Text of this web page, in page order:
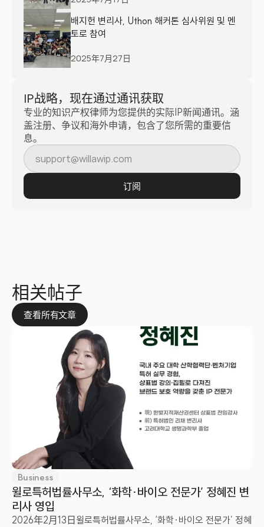
배지헌 변리사, Uthon 해커톤 심사위원 및 멘
토로 참여
2025年7月27日
IP战略，现在通过通讯获取
专业的知识产权律师为您提供的实际IP新闻通讯。涵
盖注册、争议和海外申请，包含了您所需的重要信
息。
订阅
相关帖子
查看所有文章
Business
윌로특허법률사무소, ‘화학·바이오 전문가’ 정혜진 변
리사 영입
2026年2月13日 윌로특허법률사무소, ‘화학·바이오 전문가’ 정혜진